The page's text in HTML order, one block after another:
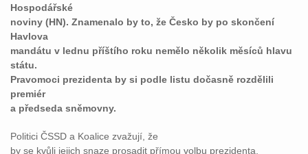
Hospodářské
noviny (HN). Znamenalo by to, že Česko by po skončení
Havlova
mandátu v lednu příštího roku nemělo několik měsíců hlavu
státu.
Pravomoci prezidenta by si podle listu dočasně rozdělili
premiér
a předseda sněmovny.
Politici ČSSD a Koalice zvažují, že
by se kvůli jejich snaze prosadit přímou volbu prezidenta,